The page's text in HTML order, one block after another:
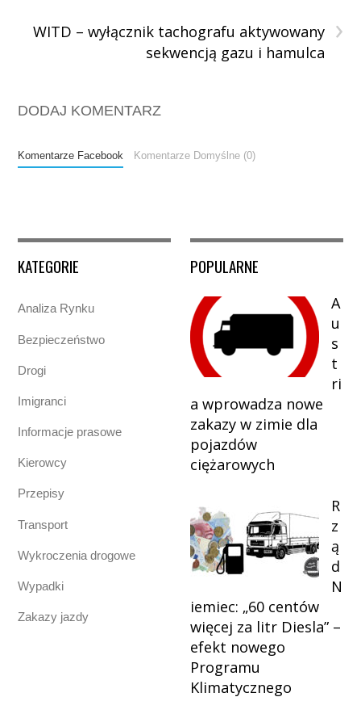
›
WITD – wyłącznik tachografu aktywowany
sekwencją gazu i hamulca
DODAJ KOMENTARZ
Komentarze Facebook Komentarze Domyślne (0)
KATEGORIE
Analiza Rynku
Bezpieczeństwo
Drogi
Imigranci
Informacje prasowe
Kierowcy
Przepisy
Transport
Wykroczenia drogowe
Wypadki
Zakazy jazdy
POPULARNE
A
u
s
t
ri
a wprowadza nowe
zakazy w zimie dla
pojazdów
ciężarowych
R
z
ą
d
N
iemiec: „60 centów
więcej za litr Diesla” –
efekt nowego
Programu
Klimatycznego